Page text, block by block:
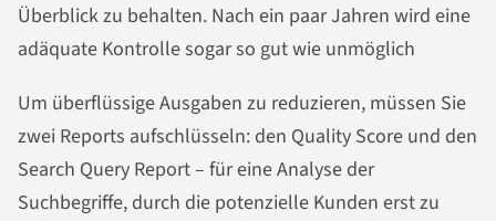
Überblick zu behalten. Nach ein paar Jahren wird eine
adäquate Kontrolle sogar so gut wie unmöglich
Um überflüssige Ausgaben zu reduzieren, müssen Sie
zwei Reports aufschlüsseln: den Quality Score und den
Search Query Report – für eine Analyse der
Suchbegriffe, durch die potenzielle Kunden erst zu